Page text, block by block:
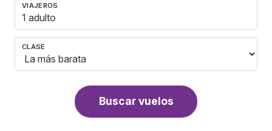
VIAJEROS
1 adulto
CLASE
Buscar vuelos